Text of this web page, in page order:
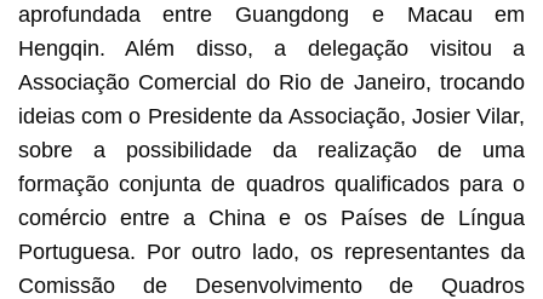
aprofundada entre Guangdong e Macau em
Hengqin. Além disso, a delegação visitou a
Associação Comercial do Rio de Janeiro, trocando
ideias com o Presidente da Associação, Josier Vilar,
sobre a possibilidade da realização de uma
formação conjunta de quadros qualificados para o
comércio entre a China e os Países de Língua
Portuguesa. Por outro lado, os representantes da
Comissão de Desenvolvimento de Quadros